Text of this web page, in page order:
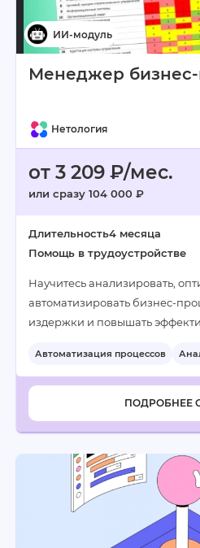
Менеджер
Нетология
от 3 209 ₽/мес.
или сразу 104 000 ₽
Длительность4 месяца
Помощь в трудоустройстве
Научитесь анализировать,
автоматизировать бизнес-
издержки и повышать
Автоматизация процессов
ПОДРОБНЕЕ